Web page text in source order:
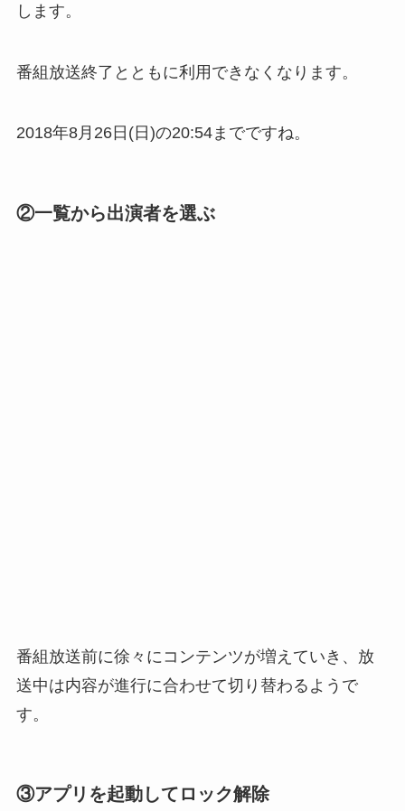
します。
番組放送終了とともに利用できなくなります。
2018年8月26日(日)の20:54までですね。
②一覧から出演者を選ぶ
番組放送前に徐々にコンテンツが増えていき、放
送中は内容が進行に合わせて切り替わるようで
す。
③アプリを起動してロック解除